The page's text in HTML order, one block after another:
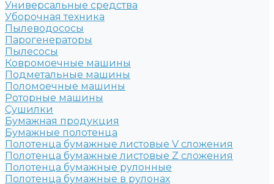
Универсальные средства
Уборочная техника
Пылеводососы
Парогенераторы
Пылесосы
Ковромоечные машины
Подметальные машины
Поломоечные машины
Роторные машины
Сушилки
Бумажная продукция
Бумажные полотенца
Полотенца бумажные листовые V сложения
Полотенца бумажные листовые Z сложения
Полотенца бумажные рулонные
Полотенца бумажные в рулонах